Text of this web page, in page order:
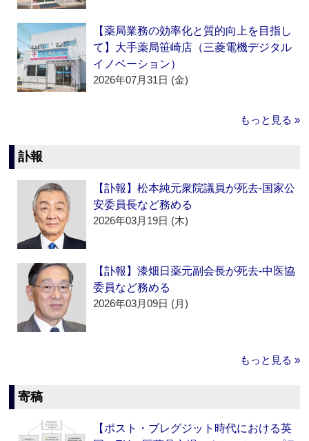
【薬局業務の効率化と質的向上を目指し
て】大手薬局笹崎店（三菱電機デジタル
イノベーション）
2026年07月31日 (金)
もっと見る »
訃報
【訃報】松本純元衆院議員が死去‐国家公
安委員長など務める
2026年03月19日 (木)
【訃報】漆畑日薬元副会長が死去‐中医協
委員など務める
2026年03月09日 (月)
もっと見る »
寄稿
【ポスト・ブレグジット時代における英